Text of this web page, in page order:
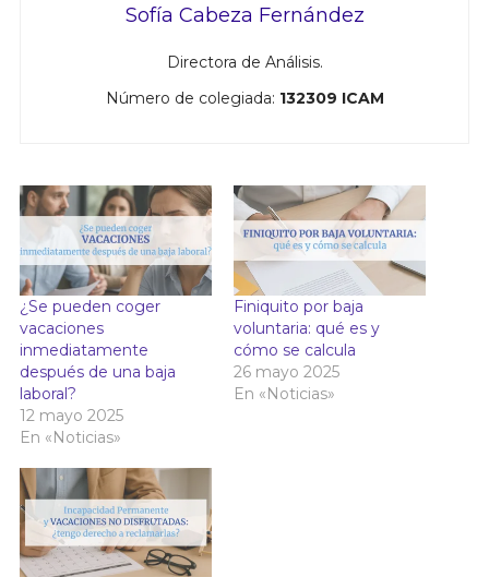
Sofía Cabeza Fernández
Directora de Análisis.
Número de colegiada: 132309 ICAM
¿Se pueden coger
vacaciones
inmediatamente
después de una baja
laboral?
12 mayo 2025
En «Noticias»
Finiquito por baja
voluntaria: qué es y
cómo se calcula
26 mayo 2025
En «Noticias»